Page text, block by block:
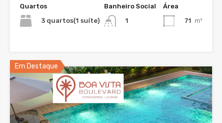
Quartos
3 quartos(1 suíte)
Banheiro Social
1
Área
71 m²
Em Destaque